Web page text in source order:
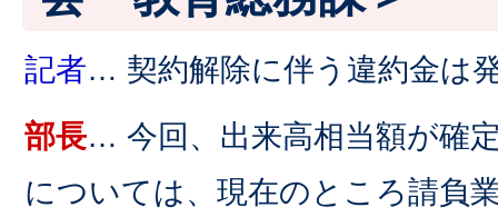
記者… 契約解除に伴う違約金は
部長… 今回、出来高相当額が確
については、現在のところ請負